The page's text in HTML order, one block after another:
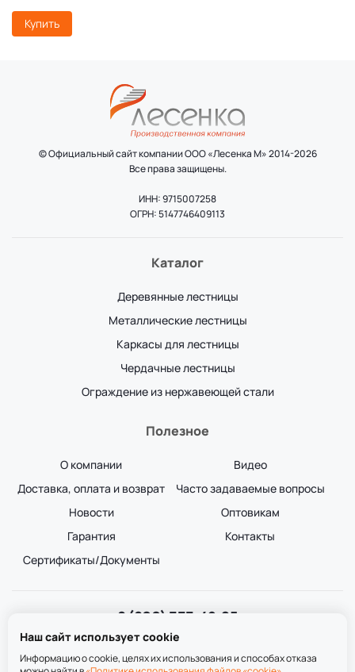
Купить
© Официальный сайт компании ООО «Лесенка М» 2014-2026
Все права защищены.
ИНН: 9715007258
ОГРН: 5147746409113
Каталог
Деревянные лестницы
Металлические лестницы
Каркасы для лестницы
Чердачные лестницы
Ограждение из нержавеющей стали
Полезное
О компании
Доставка, оплата и возврат
Новости
Гарантия
Сертификаты/Документы
Видео
Часто задаваемые вопросы
Оптовикам
Контакты
8 (800) 333-49-25
Звонок бесплатный
пн-пт 8:00-20:00
сб-вс 9:00-20:00
Наш сайт использует cookie
Информацию о cookie, целях их использования и способах отказа